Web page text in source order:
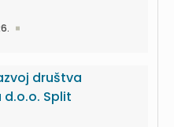
društva
Split